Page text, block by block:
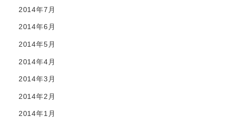
2014年7月
2014年6月
2014年5月
2014年4月
2014年3月
2014年2月
2014年1月